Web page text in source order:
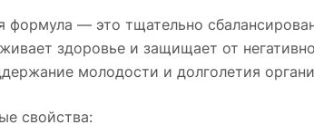
формула — это тщательно
здоровье и защищает от
молодости и долголетия
свойства: